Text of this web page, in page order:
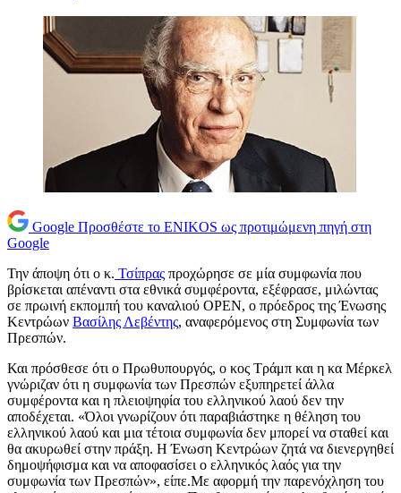
Google Προσθέστε το ENIKOS ως προτιμώμενη πηγή στη
Google
Την άποψη ότι ο κ. Τσίπρας προχώρησε σε μία συμφωνία που
βρίσκεται απέναντι στα εθνικά συμφέροντα, εξέφρασε, μιλώντας
σε πρωινή εκπομπή του καναλιού OPEN, ο πρόεδρος της Ένωσης
Κεντρώων Βασίλης Λεβέντης, αναφερόμενος στη Συμφωνία των
Πρεσπών.
Και πρόσθεσε ότι ο Πρωθυπουργός, ο κος Τράμπ και η κα Μέρκελ
γνώριζαν ότι η συμφωνία των Πρεσπών εξυπηρετεί άλλα
συμφέροντα και η πλειοψηφία του ελληνικού λαού δεν την
αποδέχεται. «Όλοι γνωρίζουν ότι παραβιάστηκε η θέληση του
ελληνικού λαού και μια τέτοια συμφωνία δεν μπορεί να σταθεί και
θα ακυρωθεί στην πράξη. Η Ένωση Κεντρώων ζητά να διενεργηθεί
δημοψήφισμα και να αποφασίσει ο ελληνικός λαός για την
συμφωνία των Πρεσπών», είπε.Με αφορμή την παρενόχληση του